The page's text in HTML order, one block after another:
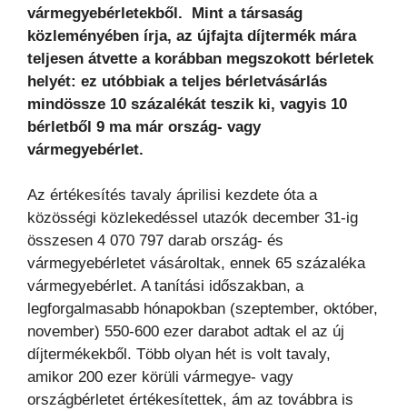
vármegyebérletekből. Mint a társaság
közleményében írja, az újfajta díjtermék mára
teljesen átvette a korábban megszokott bérletek
helyét: ez utóbbiak a teljes bérletvásárlás
mindössze 10 százalékát teszik ki, vagyis 10
bérletből 9 ma már ország- vagy
vármegyebérlet.
Az értékesítés tavaly áprilisi kezdete óta a
közösségi közlekedéssel utazók december 31-ig
összesen 4 070 797 darab ország- és
vármegyebérletet vásároltak, ennek 65 százaléka
vármegyebérlet. A tanítási időszakban, a
legforgalmasabb hónapokban (szeptember, október,
november) 550-600 ezer darabot adtak el az új
díjtermékekből. Több olyan hét is volt tavaly,
amikor 200 ezer körüli vármegye- vagy
országbérletet értékesítettek, ám az továbbra is